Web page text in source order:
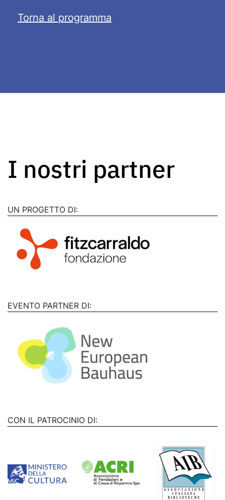
Torna al programma
I nostri partner
UN PROGETTO DI:
EVENTO PARTNER DI:
CON IL PATROCINIO DI: